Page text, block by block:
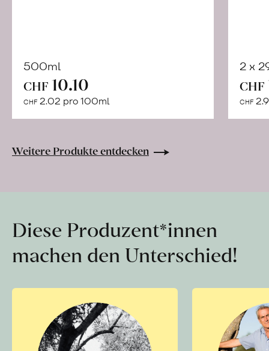
500ml
CHF 10.10
CHF 2.02 pro 100ml
Warenkorb
2 x
CHF
CHF
Weitere Produkte entdecken
Diese Produzent*innen
machen den Unterschied!